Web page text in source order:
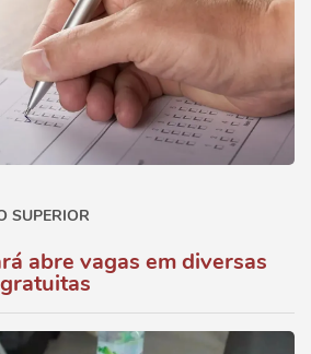
SUPERIOR
abre vagas em diversas